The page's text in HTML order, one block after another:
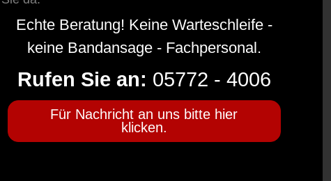
Echte Beratung! Keine Warteschleife -
keine Bandansage - Fachpersonal.
Rufen Sie an: 05772 - 4006
Für Nachricht an uns bitte hier
klicken.